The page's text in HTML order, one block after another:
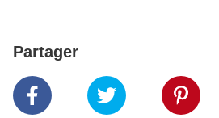
Partager